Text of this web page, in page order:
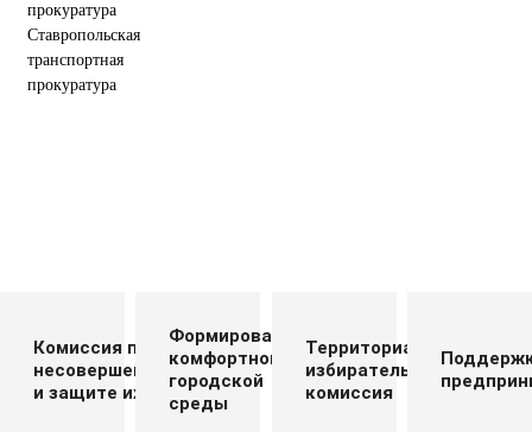
прокуратура
Ставропольская
транспортная
прокуратура
Комиссия по делам
несовершеннолетних
и защите их прав
Формирование
комфортной
городской
среды
Территориальная
избирательная
комиссия